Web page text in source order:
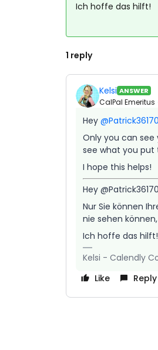
Ich hoffe das hilft!
1 reply
Kelsi ANSWER
CalPal Emeritus
Hey @Patrick36170
Only you can
see what you put
I hope this helps!
Hey
Nur Sie können
nie sehen
Ich hoffe das hilft!
Kelsi - Calendly
Like
Reply